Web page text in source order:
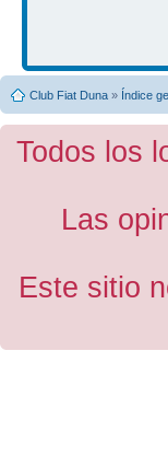
Club Fiat Duna » Índice
Todos los
Las
Este sitio